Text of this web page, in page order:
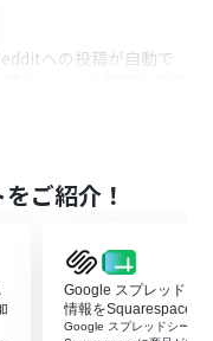
への投稿が自動で
Yoomと連携します。
択し、「商品情報が
ョンを設定します。
設定し、特定の条件
ご紹介！
Google スプレッドシ
情報をSquarespaceに
Google スプレッドシート